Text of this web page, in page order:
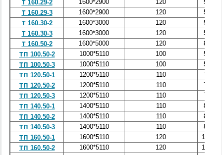
Т 160.29-2
1600*2900 120
5,2
Т 160.29-3
1600*2900 120
5,2
Т 160.30-2
1600*3000 120
5,2
Т 160.30-3
1600*3000 120
5,2
Т 160.50-2
1600*5000 120
8,7
ТП 100.50-2
1000*5110 100
5,5
ТП 100.50-3
1000*5110 100
5,5
ТП 120.50-1
1200*5110 110
7,3
ТП 120.50-2
1200*5110 110
7,3
ТП 120.50-3
1200*5110 110
7,3
ТП 140.50-1
1400*5110 110
8,8
ТП 140.50-2
1400*5110 110
8,8
ТП 140.50-3
1400*5110 110
8,8
ТП 160.50-1
1600*5110 120
10,5
ТП 160.50-2
1600*5110 120
10,5